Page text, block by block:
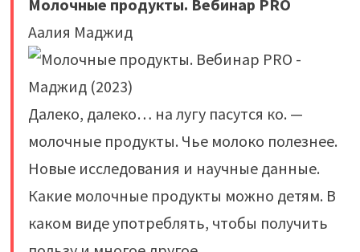
Молочные продукты. Вебинар PRO
Аалия Маджид
Далеко, далеко… на лугу пасутся ко. —
молочные продукты. Чье молоко полезнее.
Новые исследования и научные данные.
Какие молочные продукты можно детям. В
каком виде употреблять, чтобы получить